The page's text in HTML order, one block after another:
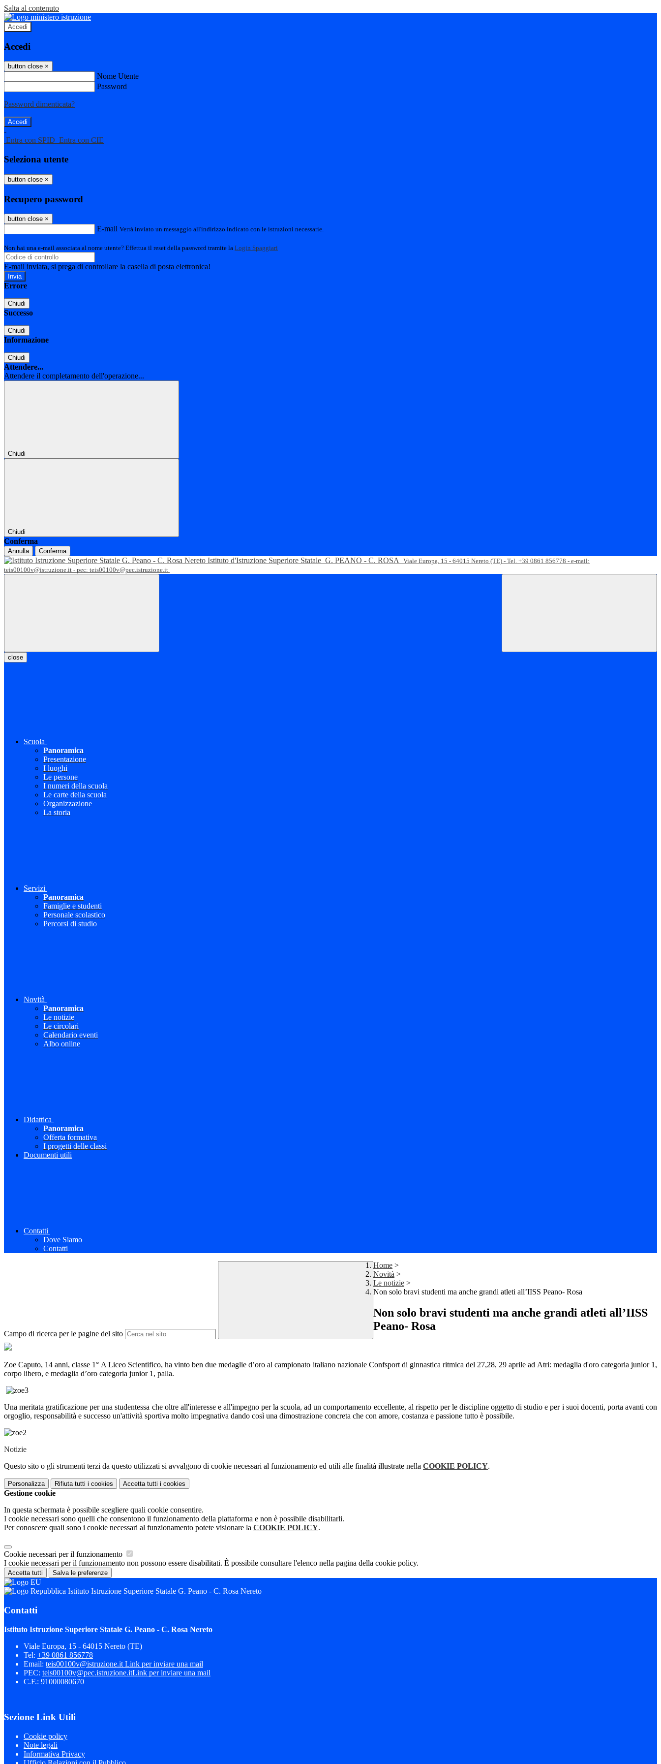
Salta al contenuto
Accedi
Accedi
button close ×
Nome Utente
Password
Password dimenticata?
-
Entra con SPID Entra con CIE
Seleziona utente
button close ×
Recupero password
button close ×
E-mail Verrà inviato un messaggio all'indirizzo indicato con le istruzioni necessarie.
Non hai una e-mail associata al nome utente? Effettua il reset della password tramite la Login Spaggiari
E-mail inviata, si prega di controllare la casella di posta elettronica!
Errore
Chiudi
Successo
Chiudi
Informazione
Chiudi
Attendere...
Attendere il completamento dell'operazione...
Chiudi
Chiudi
Conferma
Annulla Conferma
Istituto d'Istruzione Superiore Statale G. PEANO - C. ROSA
Viale Europa, 15 - 64015 Nereto (TE) - Tel. +39 0861 856778 - e-mail:
teis00100v@istruzione.it - pec: teis00100v@pec.istruzione.it
close
Scuola
Panoramica
Presentazione
I luoghi
Le persone
I numeri della scuola
Le carte della scuola
Organizzazione
La storia
Servizi
Panoramica
Famiglie e studenti
Personale scolastico
Percorsi di studio
Novità
Panoramica
Le notizie
Le circolari
Calendario eventi
Albo online
Didattica
Panoramica
Offerta formativa
I progetti delle classi
Documenti utili
Contatti
Dove Siamo
Contatti
Campo di ricerca per le pagine del sito
Home >
Novità >
Le notizie >
Non solo bravi studenti ma anche grandi atleti all’IISS Peano- Rosa
Non solo bravi studenti ma anche grandi atleti all’IISS
Peano- Rosa
Zoe Caputo, 14 anni, classe 1° A Liceo Scientifico, ha vinto ben due medaglie d’oro al campionato italiano nazionale Confsport di ginnastica ritmica del 27,28, 29 aprile ad Atri: medaglia d'oro categoria junior 1,
corpo libero, e medaglia d’oro categoria junior 1, palla.
Una meritata gratificazione per una studentessa che oltre all'interesse e all'impegno per la scuola, ad un comportamento eccellente, al rispetto per le discipline oggetto di studio e per i suoi docenti, porta avanti con
orgoglio, responsabilità e successo un'attività sportiva molto impegnativa dando così una dimostrazione concreta che con amore, costanza e passione tutto è possibile.
Notizie
Questo sito o gli strumenti terzi da questo utilizzati si avvalgono di cookie necessari al funzionamento ed utili alle finalità illustrate nella COOKIE POLICY.
Personalizza Rifiuta tutti i cookies Accetta tutti i cookies
Gestione cookie
In questa schermata è possibile scegliere quali cookie consentire.
I cookie necessari sono quelli che consentono il funzionamento della piattaforma e non è possibile disabilitarli.
Per conoscere quali sono i cookie necessari al funzionamento potete visionare la COOKIE POLICY.
Cookie necessari per il funzionamento
I cookie necessari per il funzionamento non possono essere disabilitati. È possibile consultare l'elenco nella pagina della cookie policy.
Accetta tutti Salva le preferenze
Istituto Istruzione Superiore Statale G. Peano - C. Rosa Nereto
Contatti
Istituto Istruzione Superiore Statale G. Peano - C. Rosa Nereto
Viale Europa, 15 - 64015 Nereto (TE)
Tel: +39 0861 856778
Email: teis00100v@istruzione.it Link per inviare una mail
PEC: teis00100v@pec.istruzione.itLink per inviare una mail
C.F.: 91000080670
Sezione Link Utili
Cookie policy
Note legali
Informativa Privacy